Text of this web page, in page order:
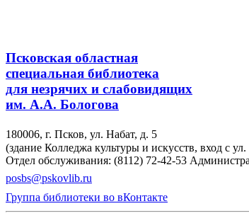
Псковская областная
специальная библиотека
для незрячих и слабовидящих
им. А.А. Бологова
180006, г. Псков, ул. Набат, д. 5
(здание Колледжа культуры и искусств, вход с
Отдел обслуживания: (8112) 72-42-53
posbs@pskovlib.ru
Группа библиотеки во вКонтакте